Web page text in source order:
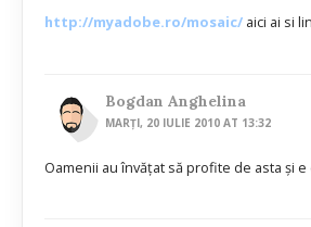
http://myadobe.ro/mosaic/ aici ai si
Bogdan Anghelina
MARȚI, 20 IULIE 2010 AT 13:32
Oamenii au învățat să profite de asta și e